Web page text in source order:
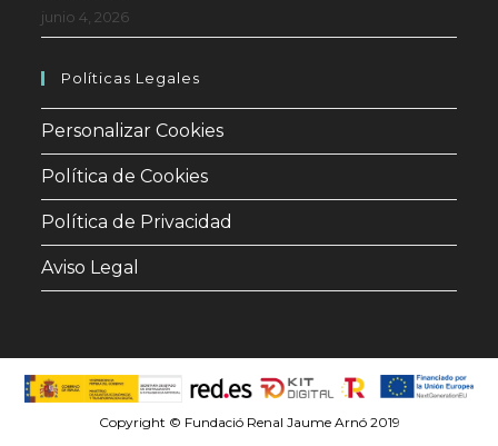
junio 4, 2026
Políticas Legales
Personalizar Cookies
Política de Cookies
Política de Privacidad
Aviso Legal
Copyright © Fundació Renal Jaume Arnó 2019